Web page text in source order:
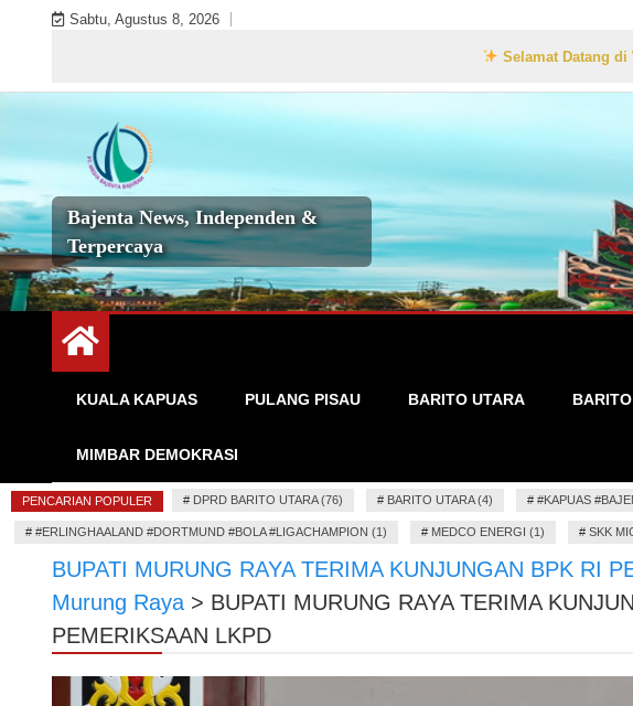
Sabtu, Agustus 8, 2026
Selamat Datang di Website
Bajenta News, Independen &
Terpercaya
KUALA KAPUAS PULANG PISAU BARITO UTARA
MIMBAR DEMOKRASI
PENCARIAN POPULER # DPRD BARITO UTARA (76) # BARITO UTARA (4) # #KAPUAS
# #ERLINGHAALAND #DORTMUND #BOLA #LIGACHAMPION (1) # MEDCO ENERGI (1) # SKK
BUPATI MURUNG RAYA TERIMA KUNJUNGAN BPK RI
Murung Raya > BUPATI MURUNG RAYA TERIMA
PEMERIKSAAN LKPD